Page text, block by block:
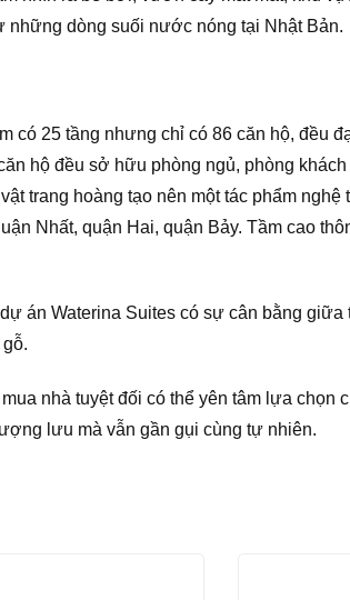
những dòng suối nước nóng tại Nhật Bản.
có 25 tầng nhưng chỉ có 86 căn hộ, đều
hộ đều sở hữu phòng ngủ, phòng
trang hoàng tạo nên một tác phẩm
Nhất, quận Hai, quận Bảy. Tầm cao
án Waterina Suites có sự cân bằng
nhà tuyệt đối có thể yên tâm lựa chọn
lưu mà vẫn gần gụi cùng tự nhiên.